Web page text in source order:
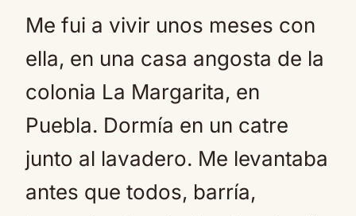
Me fui a vivir unos meses con
ella, en una casa angosta de la
colonia La Margarita, en
Puebla. Dormía en un catre
junto al lavadero. Me levantaba
antes que todos, barría,